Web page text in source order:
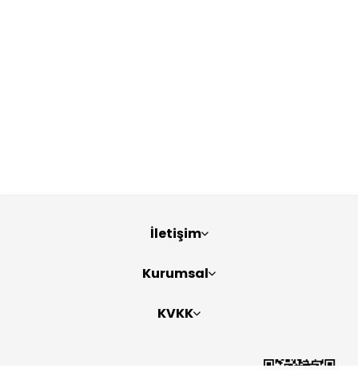
İletişim
Kurumsal
KVKK